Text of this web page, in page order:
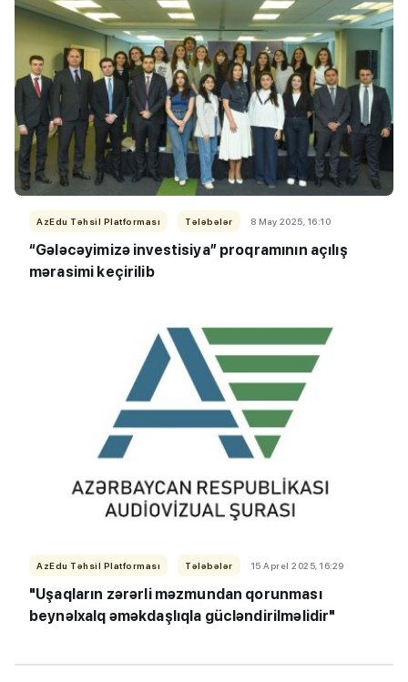
AzEdu Təhsil Platforması Tələbələr 8 May 2025, 16:10
“Gələcəyimizə investisiya” proqramının açılış
mərasimi keçirilib
AzEdu Təhsil Platforması Tələbələr 15 Aprel 2025, 16:29
"Uşaqların zərərli məzmundan qorunması
beynəlxalq əməkdaşlıqla gücləndirilməlidir"